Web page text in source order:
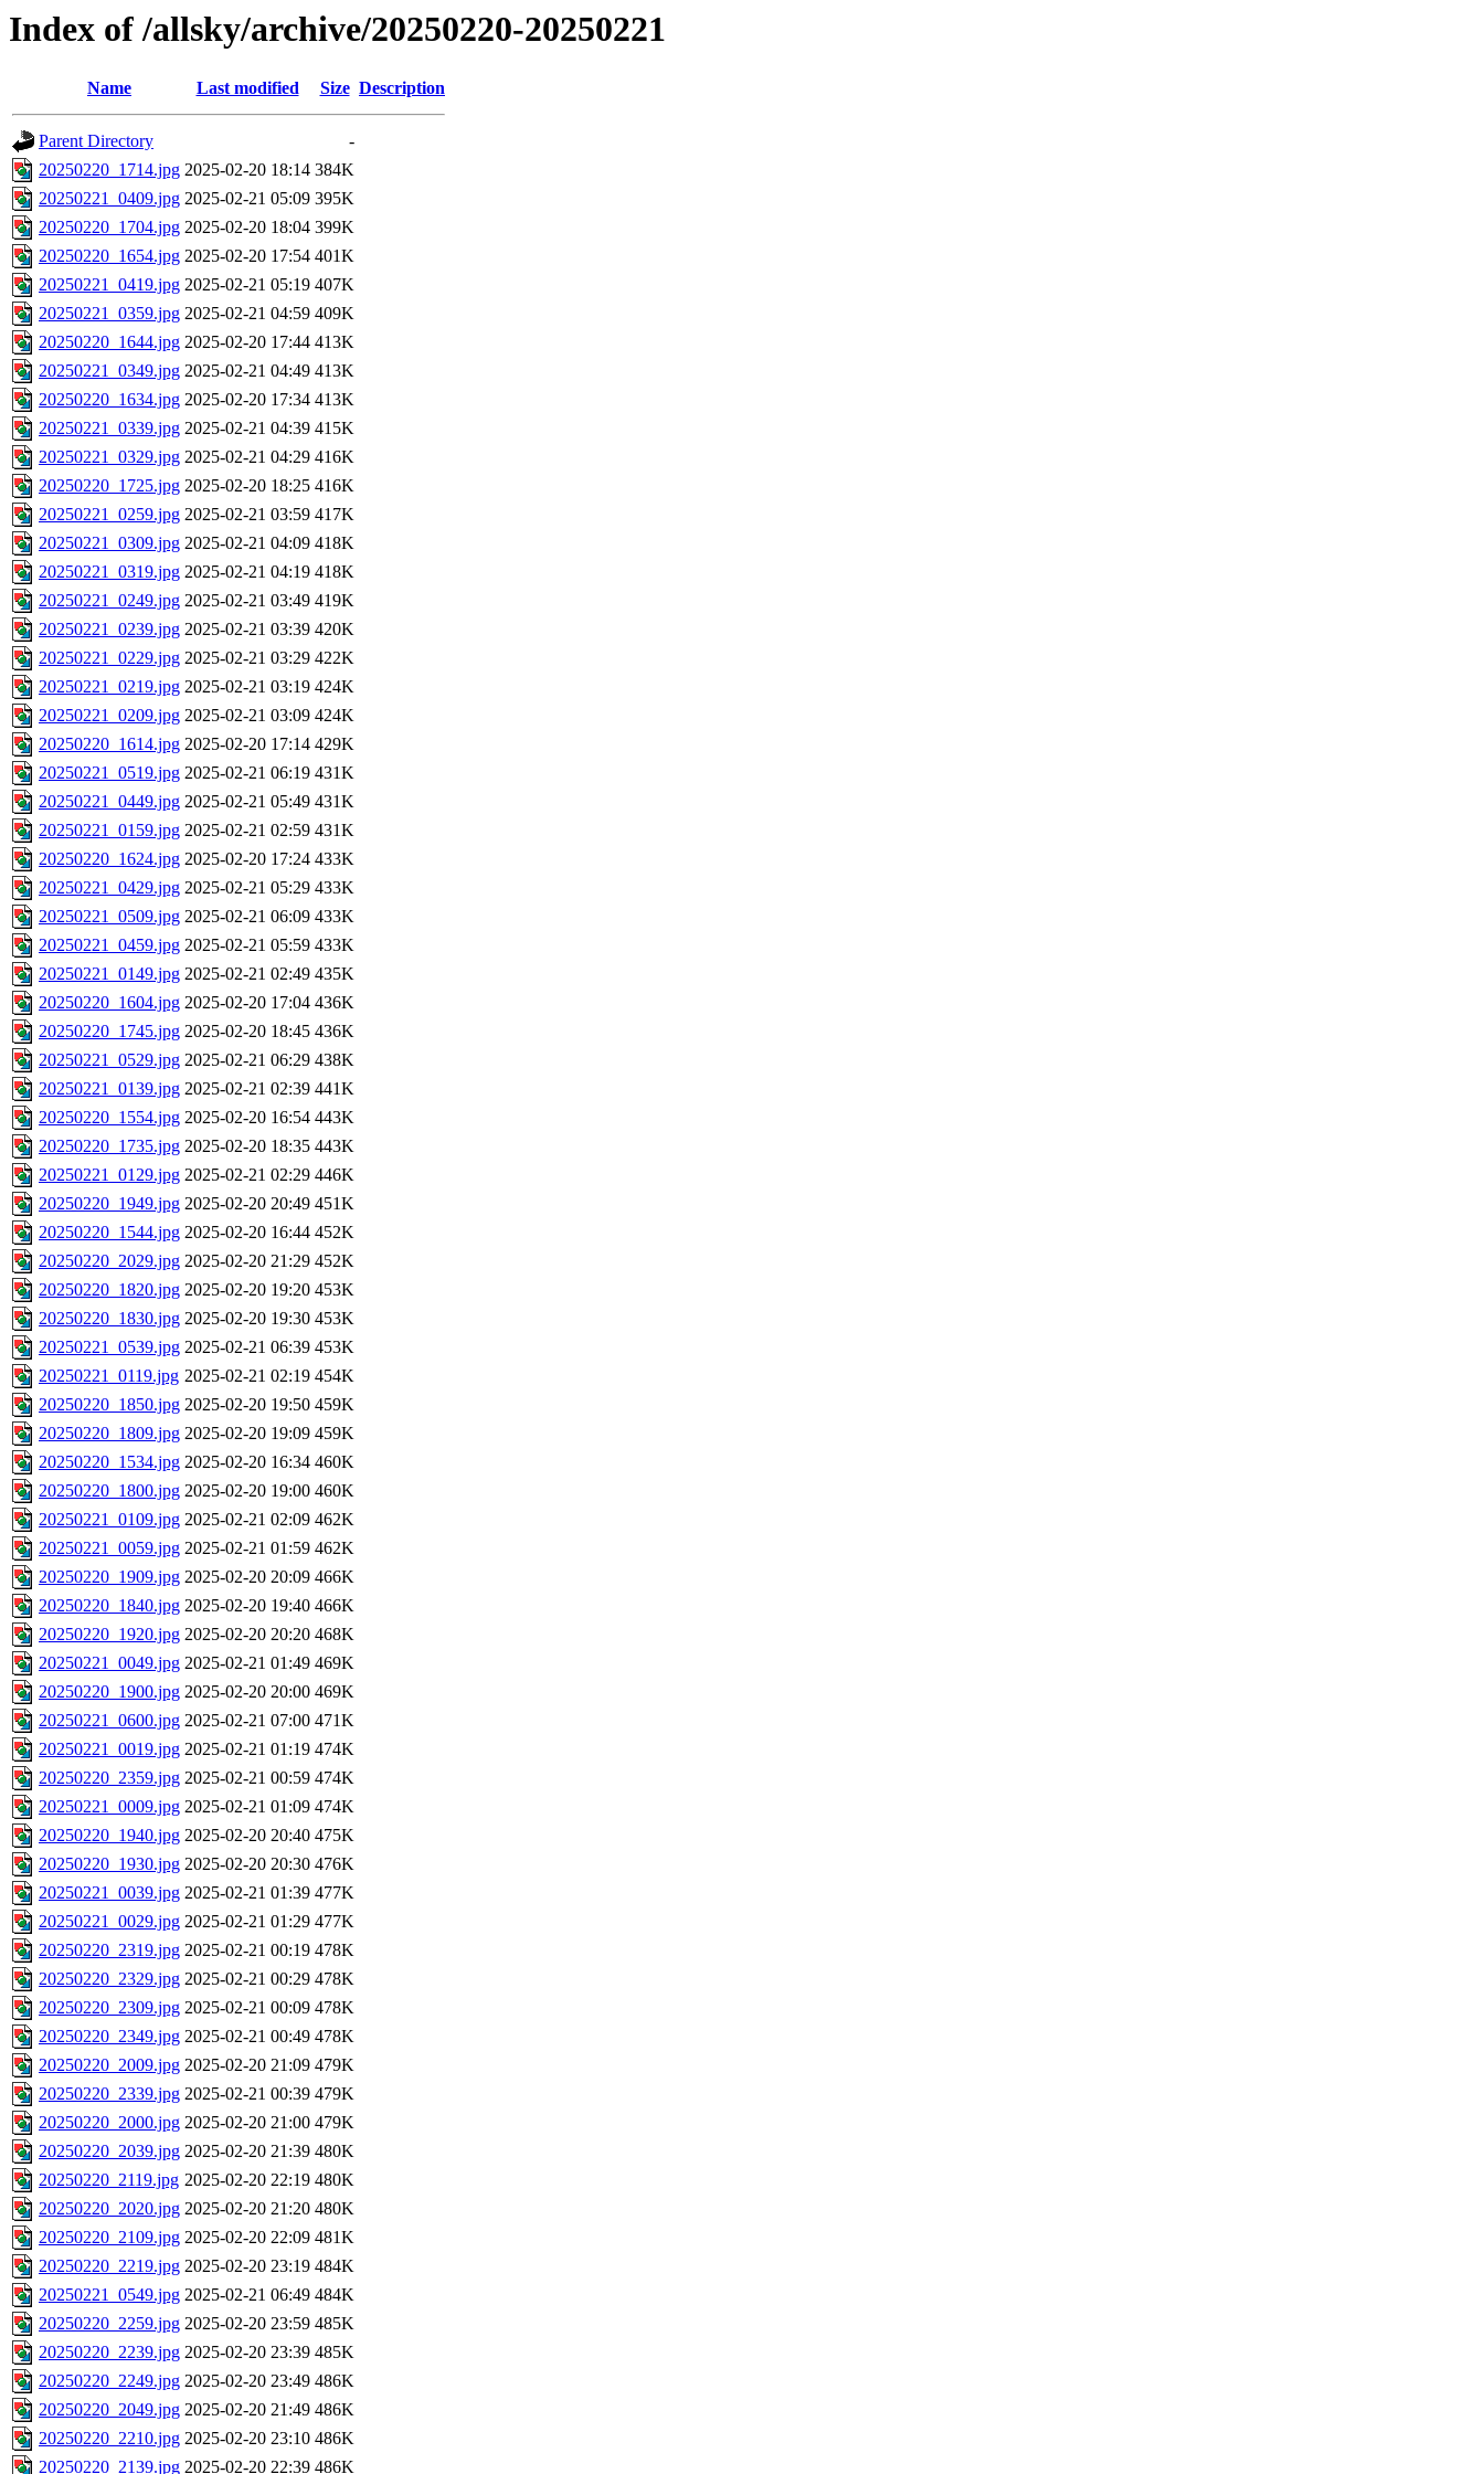
Index of /allsky/archive/20250220-20250221
Name Last modified Size Description
Parent Directory
-
20250220_1714.jpg 2025-02-20 18:14 384K
20250221_0409.jpg 2025-02-21 05:09 395K
20250220_1704.jpg 2025-02-20 18:04 399K
20250220_1654.jpg 2025-02-20 17:54 401K
20250221_0419.jpg 2025-02-21 05:19 407K
20250221_0359.jpg 2025-02-21 04:59 409K
20250220_1644.jpg 2025-02-20 17:44 413K
20250221_0349.jpg 2025-02-21 04:49 413K
20250220_1634.jpg 2025-02-20 17:34 413K
20250221_0339.jpg 2025-02-21 04:39 415K
20250221_0329.jpg 2025-02-21 04:29 416K
20250220_1725.jpg 2025-02-20 18:25 416K
20250221_0259.jpg 2025-02-21 03:59 417K
20250221_0309.jpg 2025-02-21 04:09 418K
20250221_0319.jpg 2025-02-21 04:19 418K
20250221_0249.jpg 2025-02-21 03:49 419K
20250221_0239.jpg 2025-02-21 03:39 420K
20250221_0229.jpg 2025-02-21 03:29 422K
20250221_0219.jpg 2025-02-21 03:19 424K
20250221_0209.jpg 2025-02-21 03:09 424K
20250220_1614.jpg 2025-02-20 17:14 429K
20250221_0519.jpg 2025-02-21 06:19 431K
20250221_0449.jpg 2025-02-21 05:49 431K
20250221_0159.jpg 2025-02-21 02:59 431K
20250220_1624.jpg 2025-02-20 17:24 433K
20250221_0429.jpg 2025-02-21 05:29 433K
20250221_0509.jpg 2025-02-21 06:09 433K
20250221_0459.jpg 2025-02-21 05:59 433K
20250221_0149.jpg 2025-02-21 02:49 435K
20250220_1604.jpg 2025-02-20 17:04 436K
20250220_1745.jpg 2025-02-20 18:45 436K
20250221_0529.jpg 2025-02-21 06:29 438K
20250221_0139.jpg 2025-02-21 02:39 441K
20250220_1554.jpg 2025-02-20 16:54 443K
20250220_1735.jpg 2025-02-20 18:35 443K
20250221_0129.jpg 2025-02-21 02:29 446K
20250220_1949.jpg 2025-02-20 20:49 451K
20250220_1544.jpg 2025-02-20 16:44 452K
20250220_2029.jpg 2025-02-20 21:29 452K
20250220_1820.jpg 2025-02-20 19:20 453K
20250220_1830.jpg 2025-02-20 19:30 453K
20250221_0539.jpg 2025-02-21 06:39 453K
20250221_0119.jpg 2025-02-21 02:19 454K
20250220_1850.jpg 2025-02-20 19:50 459K
20250220_1809.jpg 2025-02-20 19:09 459K
20250220_1534.jpg 2025-02-20 16:34 460K
20250220_1800.jpg 2025-02-20 19:00 460K
20250221_0109.jpg 2025-02-21 02:09 462K
20250221_0059.jpg 2025-02-21 01:59 462K
20250220_1909.jpg 2025-02-20 20:09 466K
20250220_1840.jpg 2025-02-20 19:40 466K
20250220_1920.jpg 2025-02-20 20:20 468K
20250221_0049.jpg 2025-02-21 01:49 469K
20250220_1900.jpg 2025-02-20 20:00 469K
20250221_0600.jpg 2025-02-21 07:00 471K
20250221_0019.jpg 2025-02-21 01:19 474K
20250220_2359.jpg 2025-02-21 00:59 474K
20250221_0009.jpg 2025-02-21 01:09 474K
20250220_1940.jpg 2025-02-20 20:40 475K
20250220_1930.jpg 2025-02-20 20:30 476K
20250221_0039.jpg 2025-02-21 01:39 477K
20250221_0029.jpg 2025-02-21 01:29 477K
20250220_2319.jpg 2025-02-21 00:19 478K
20250220_2329.jpg 2025-02-21 00:29 478K
20250220_2309.jpg 2025-02-21 00:09 478K
20250220_2349.jpg 2025-02-21 00:49 478K
20250220_2009.jpg 2025-02-20 21:09 479K
20250220_2339.jpg 2025-02-21 00:39 479K
20250220_2000.jpg 2025-02-20 21:00 479K
20250220_2039.jpg 2025-02-20 21:39 480K
20250220_2119.jpg 2025-02-20 22:19 480K
20250220_2020.jpg 2025-02-20 21:20 480K
20250220_2109.jpg 2025-02-20 22:09 481K
20250220_2219.jpg 2025-02-20 23:19 484K
20250221_0549.jpg 2025-02-21 06:49 484K
20250220_2259.jpg 2025-02-20 23:59 485K
20250220_2239.jpg 2025-02-20 23:39 485K
20250220_2249.jpg 2025-02-20 23:49 486K
20250220_2049.jpg 2025-02-20 21:49 486K
20250220_2210.jpg 2025-02-20 23:10 486K
20250220_2139.jpg 2025-02-20 22:39 486K